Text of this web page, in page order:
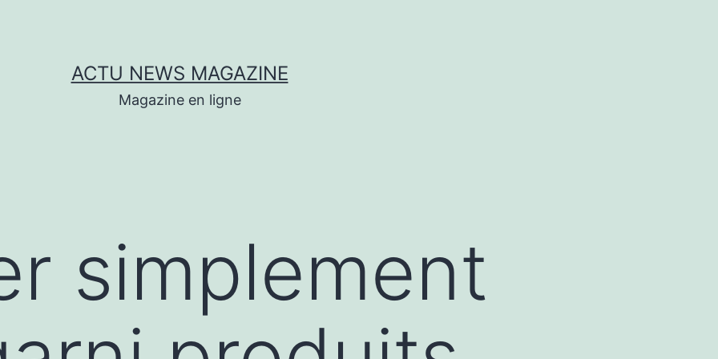
ACTU NEWS MAGAZINE
Magazine en ligne
simplement